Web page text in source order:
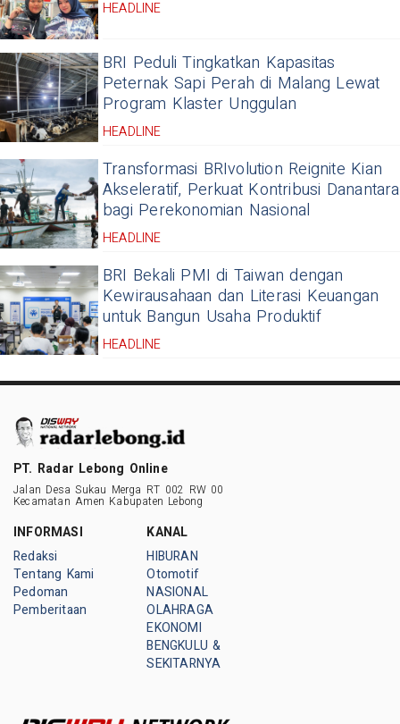
HEADLINE
BRI Peduli Tingkatkan Kapasitas
Peternak Sapi Perah di Malang Lewat
Program Klaster Unggulan
HEADLINE
Transformasi BRIvolution Reignite Kian
Akseleratif, Perkuat Kontribusi Danantara
bagi Perekonomian Nasional
HEADLINE
BRI Bekali PMI di Taiwan dengan
Kewirausahaan dan Literasi Keuangan
untuk Bangun Usaha Produktif
HEADLINE
PT. Radar Lebong Online
Jalan Desa Sukau Merga RT 002 RW 00
Kecamatan Amen Kabupaten Lebong
INFORMASI
Redaksi
Tentang Kami
Pedoman
Pemberitaan
KANAL
HIBURAN
Otomotif
NASIONAL
OLAHRAGA
EKONOMI
BENGKULU &
SEKITARNYA